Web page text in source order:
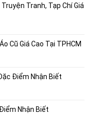
Tranh, Tạp Chí Giá
Cũ Giá Cao Tại TPHCM
Điểm Nhận Biết
Nhận Biết